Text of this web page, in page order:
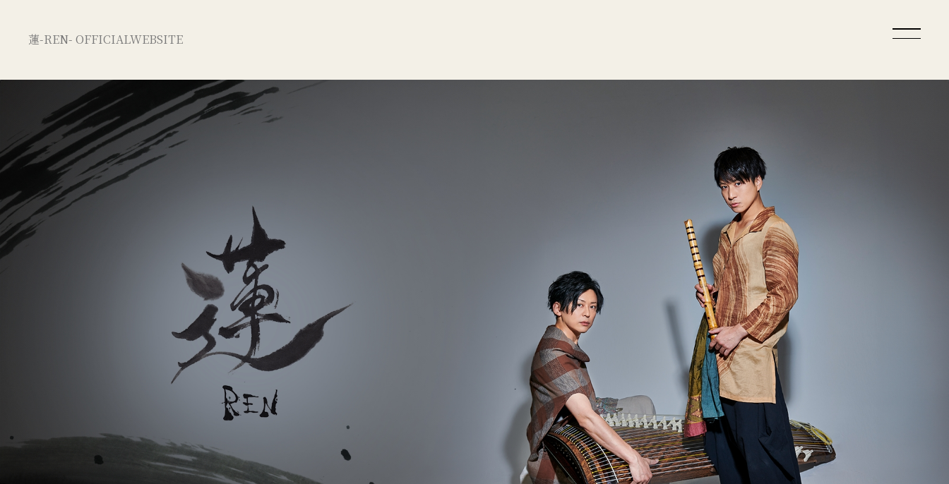
蓮-REN- OFFICIALWEBSITE